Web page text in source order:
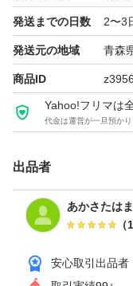
発送までの日数 2〜3
発送元の地域 青森
商品ID
Yahoo!フリマは
代金は運営が一旦預か
出品者
あかさたは
（
安心取引出品者